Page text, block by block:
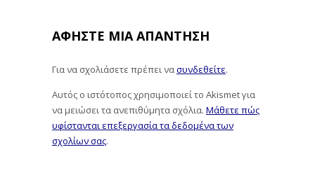
ΑΦΉΣΤΕ ΜΙΑ ΑΠΆΝΤΗΣΗ
Για να σχολιάσετε πρέπει νασυνδεθείτε.
Αυτός ο ιστότοπος χρησιμοποιεί το Akismet για
να μειώσει τα ανεπιθύμητα σχόλια. Μάθετε πώς
υφίστανται επεξεργασία τα δεδομένα των
σχολίων σας.